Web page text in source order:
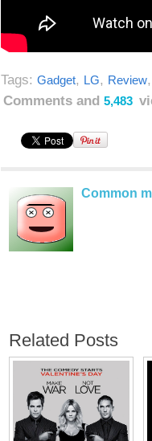
Tags: Gadget, LG, Review,
Comments and 5,483
Common
Related Posts